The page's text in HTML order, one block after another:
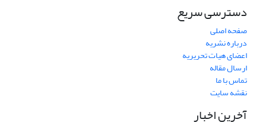
دسترسی سریع
صفحه اصلی
درباره نشریه
اعضای هیات تحریریه
ارسال مقاله
تماس با ما
نقشه سایت
آخرین اخبار